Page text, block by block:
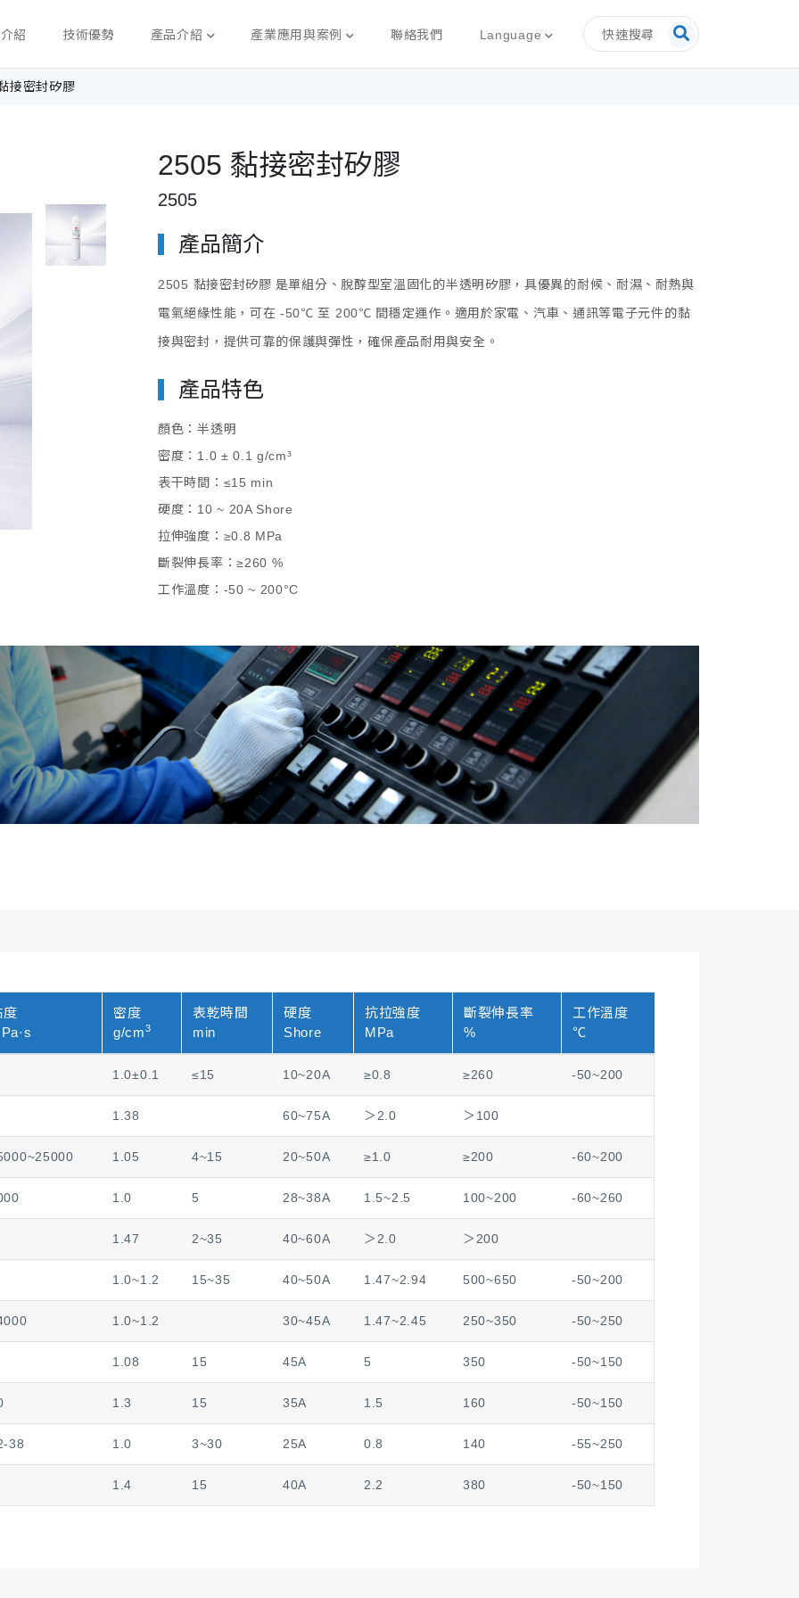
紹 技術優勢 產品介紹 產業應用與案例 聯絡我們 Language 快速搜尋
接密封矽膠
2505 黏接密封矽膠
2505
產品簡介
2505 黏接密封矽膠 是單組分、脫醇型室溫固化的半透明矽膠，具優異的耐候、耐濕、耐熱與
電氣絕緣性能，可在 -50℃ 至 200℃ 間穩定運作。適用於家電、汽車、通訊等電子元件的黏
接與密封，提供可靠的保護與彈性，確保產品耐用與安全。
產品特色
顏色：半透明
密度：1.0 ± 0.1 g/cm³
表干時間：≤15 min
硬度：10 ~ 20A Shore
拉伸強度：≥0.8 MPa
斷裂伸長率：≥260 %
工作溫度：-50 ~ 200°C
度
密度
g/cm3
表乾時間
min
硬度
Shore
抗拉強度
MPa
斷裂伸長率
%
工作溫度
℃
1.0±0.1 ≤15 10~20A ≥0.8 ≥260 -50~200
1.38 60~75A ＞2.0 ＞100
1.05 4~15 20~50A ≥1.0 ≥200 -60~200
1.0 5 28~38A 1.5~2.5 100~200 -60~260
1.47 2~35 40~60A ＞2.0 ＞200
1.0~1.2 15~35 40~50A 1.47~2.94 500~650 -50~200
1.0~1.2 30~45A 1.47~2.45 250~350 -50~250
1.08 15 45A 5 350 -50~150
1.3 15 35A 1.5 160 -50~150
38 1.0 3~30 25A 0.8 140 -55~250
1.4 15 40A 2.2 380 -50~150